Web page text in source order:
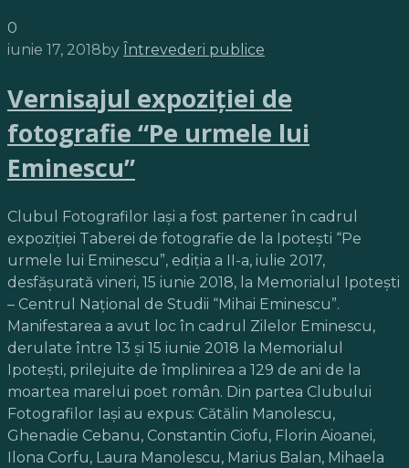
0
iunie 17, 2018 by Întrevederi publice
Vernisajul expoziţiei de
fotografie “Pe urmele lui
Eminescu”
Clubul Fotografilor Iaşi a fost partener în cadrul
expoziţiei Taberei de fotografie de la Ipoteşti “Pe
urmele lui Eminescu”, ediţia a II-a, iulie 2017,
desfăşurată vineri, 15 iunie 2018, la Memorialul Ipotești
– Centrul Național de Studii “Mihai Eminescu”.
Manifestarea a avut loc în cadrul Zilelor Eminescu,
derulate între 13 şi 15 iunie 2018 la Memorialul
Ipoteşti, prilejuite de împlinirea a 129 de ani de la
moartea marelui poet român. Din partea Clubului
Fotografilor Iaşi au expus: Cătălin Manolescu,
Ghenadie Cebanu, Constantin Ciofu, Florin Aioanei,
Ilona Corfu, Laura Manolescu, Marius Balan, Mihaela